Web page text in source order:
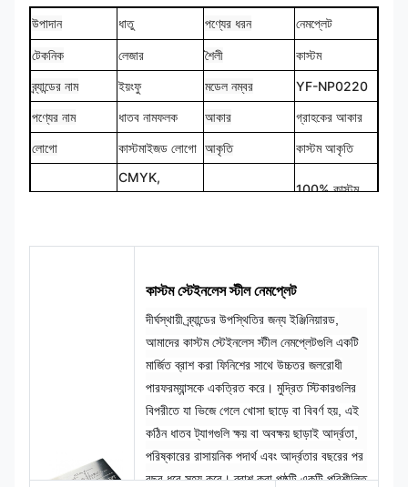
উপাদান ধাতু পণ্যের ধরন নেমপ্লেট
টেকনিক লেজার শৈলী
কাস্টম
ব্র্যান্ডের নাম
ইয়ংফু মডেল নম্বর
YF-NP0220
পণ্যের নাম
ধাতব নামফলক আকার
গ্রাহকের আকার
লোগো
কাস্টমাইজড লোগো আকৃতি কাস্টম আকৃতি
CMYK,
100% কাস্টম
কাস্টম স্টেইনলেস স্টীল নেমপ্লেট
দীর্ঘস্থায়ী ব্র্যান্ডের উপস্থিতির জন্য ইঞ্জিনিয়ারড,
আমাদের কাস্টম স্টেইনলেস স্টীল নেমপ্লেটগুলি একটি
মার্জিত ব্রাশ করা ফিনিশের সাথে উচ্চতর জলরোধী
পারফরম্যান্সকে একত্রিত করে। মুদ্রিত স্টিকারগুলির
বিপরীতে যা ভিজে গেলে খোসা ছাড়ে বা বিবর্ণ হয়, এই
কঠিন ধাতব ট্যাগগুলি ক্ষয় বা অবক্ষয় ছাড়াই আর্দ্রতা,
পরিষ্কারের রাসায়নিক পদার্থ এবং আর্দ্রতার বছরের পর
বছর ধরে সহ্য করে। ব্রাশ করা পৃষ্ঠটি একটি পরিশীলিত